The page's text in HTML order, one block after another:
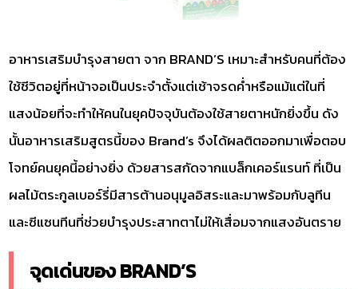
อาหารเสริมบำรุงสายตา จาก BRAND’S เหมาะสำหรับคนที่ต้อง
ใช้ชีวิตอยู่ที่หน้าจอเป็นประจำตั้งแต่เช้าจรดค่ำหรือแม้แต่ในที่
แสงน้อยที่จะทำให้คนในยุคปัจจุบันต้องใช้สายตาหนักยิ่งขึ้น ดัง
นั้นอาหารเสริมสูตรนี้ของ Brand’s จึงได้ผลติตออกมาเพื่อตอบ
โจทย์คนยุคนี้อย่างยิ่ง ด้วยสารสกัดจากแบล็กเคอร์แรนท์ ที่เป็น
ผลไม้ตระกูลเบอร์รี่มีสารต้านอนุมูลอิสระและมาพร้อมกับลูทีน
และซีแซนทีนที่ช่วยบำรุงประสาทตาไม่ให้เสื่อมจากแสงอันตราย
จุดเด่นของ BRAND’S